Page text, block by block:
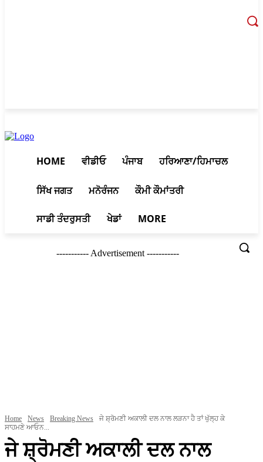
HOME ਵੀਡੀਓ ਪੰਜਾਬ ਹਰਿਆਣਾ/ਹਿਮਾਚਲ
ਸਿੱਖ ਜਗਤ ਮਨੋਰੰਜਨ ਕੌਮੀ ਕੌਮਾਂਤਰੀ
ਸਾਡੀ ਤੰਦਰੁਸਤੀ ਖੇਡਾਂ MORE
----------- Advertisement -----------
Home News Breaking News
ਜੇ ਸ਼੍ਰੋਮਣੀ ਅਕਾਲੀ ਦਲ ਨਾਲ ਲੜਨਾ ਹੈ ਤਾਂ ਖੁੱਲ੍ਹ ਕੇ
ਸਾਹਮਣੇ ਆਓਨ...
ਜੇ ਸ਼੍ਰੋਮਣੀ ਅਕਾਲੀ ਦਲ ਨਾਲ